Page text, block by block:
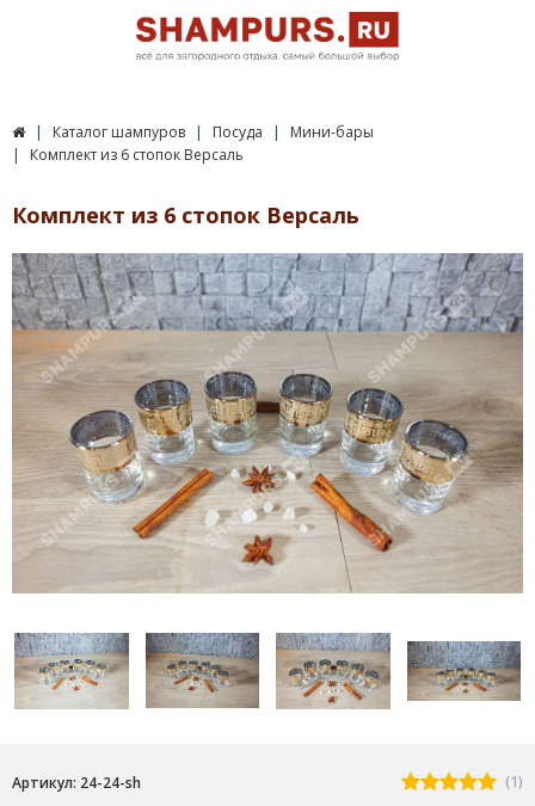
Каталог шампуров Посуда
Мини-бары
Комплект из 6 стопок Версаль
Комплект из 6 стопок Версаль
Артикул: 24-24-sh (1)